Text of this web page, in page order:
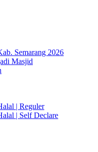
Semarang 2026
Masjid
| Reguler
| Self Declare